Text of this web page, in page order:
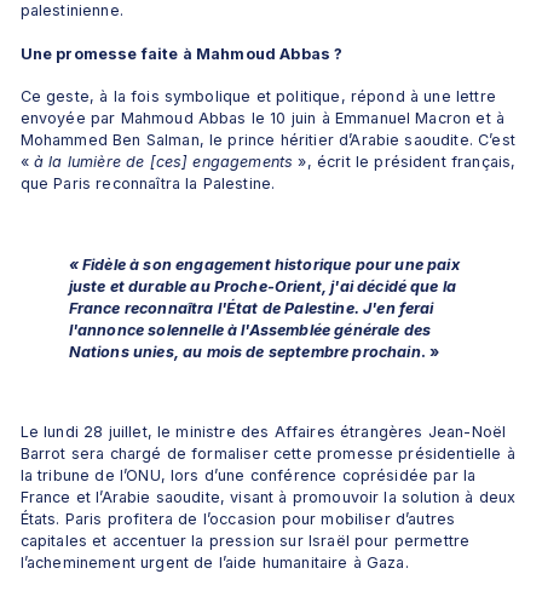
palestinienne.
Une promesse faite à Mahmoud Abbas ?
Ce geste, à la fois symbolique et politique, répond à une lettre
envoyée par Mahmoud Abbas le 10 juin à Emmanuel Macron et à
Mohammed Ben Salman, le prince héritier d’Arabie saoudite. C’est
« à la lumière de [ces] engagements », écrit le président français,
que Paris reconnaîtra la Palestine.
« Fidèle à son engagement historique pour une paix
juste et durable au Proche-Orient, j'ai décidé que la
France reconnaîtra l'État de Palestine. J'en ferai
l'annonce solennelle à l'Assemblée générale des
Nations unies, au mois de septembre prochain. »
Le lundi 28 juillet, le ministre des Affaires étrangères Jean-Noël
Barrot sera chargé de formaliser cette promesse présidentielle à
la tribune de l’ONU, lors d’une conférence coprésidée par la
France et l’Arabie saoudite, visant à promouvoir la solution à deux
États. Paris profitera de l’occasion pour mobiliser d’autres
capitales et accentuer la pression sur Israël pour permettre
l’acheminement urgent de l’aide humanitaire à Gaza.